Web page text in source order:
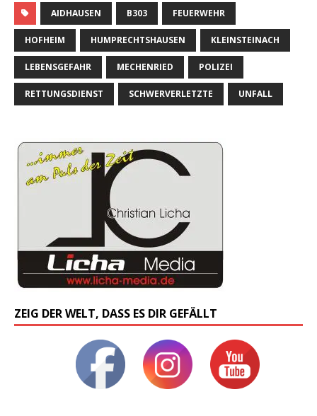
AIDHAUSEN B303 FEUERWEHR
HOFHEIM HUMPRECHTSHAUSEN KLEINSTEINACH
LEBENSGEFAHR MECHENRIED POLIZEI
RETTUNGSDIENST SCHWERVERLETZTE UNFALL
ZEIG DER WELT, DASS ES DIR GEFÄLLT